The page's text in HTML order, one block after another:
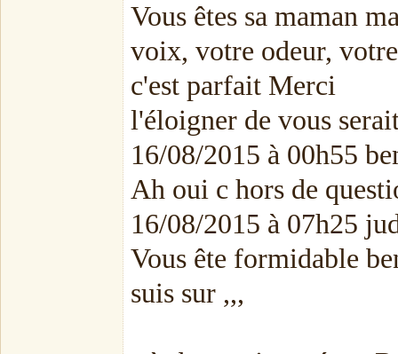
Vous êtes sa maman
voix, votre odeur,
c'est parfait Merci
l'éloigner de vous
16/08/2015 à 00h55
Ah oui c hors de
16/08/2015 à 07h25
Vous ête formidable
suis sur ,,,